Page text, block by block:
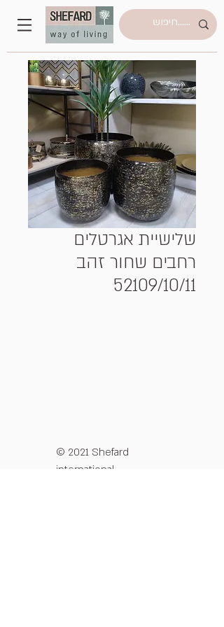
שלישיית אגרטלים
רחבים שחור זהב
52109/10/11
© 2021 Shefard
international